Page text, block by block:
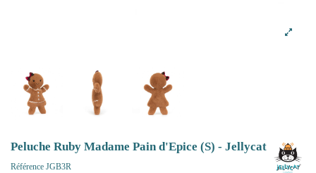
Peluche Ruby Madame Pain d'Epice (S) - Jellycat
Référence JGB3R